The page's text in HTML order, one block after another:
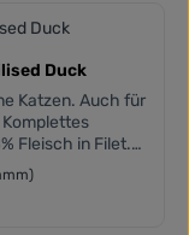
Duck
Katzen. Auch für
Fleisch in Filet.
Taurin.
veränderte